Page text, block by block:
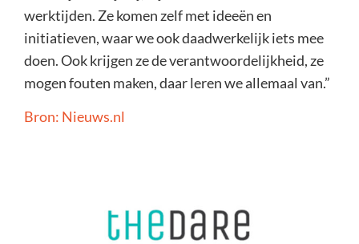
werktijden. Ze komen zelf met ideeën en
initiatieven, waar we ook daadwerkelijk iets mee
doen. Ook krijgen ze de verantwoordelijkheid, ze
mogen fouten maken, daar leren we allemaal van.”
Bron: Nieuws.nl